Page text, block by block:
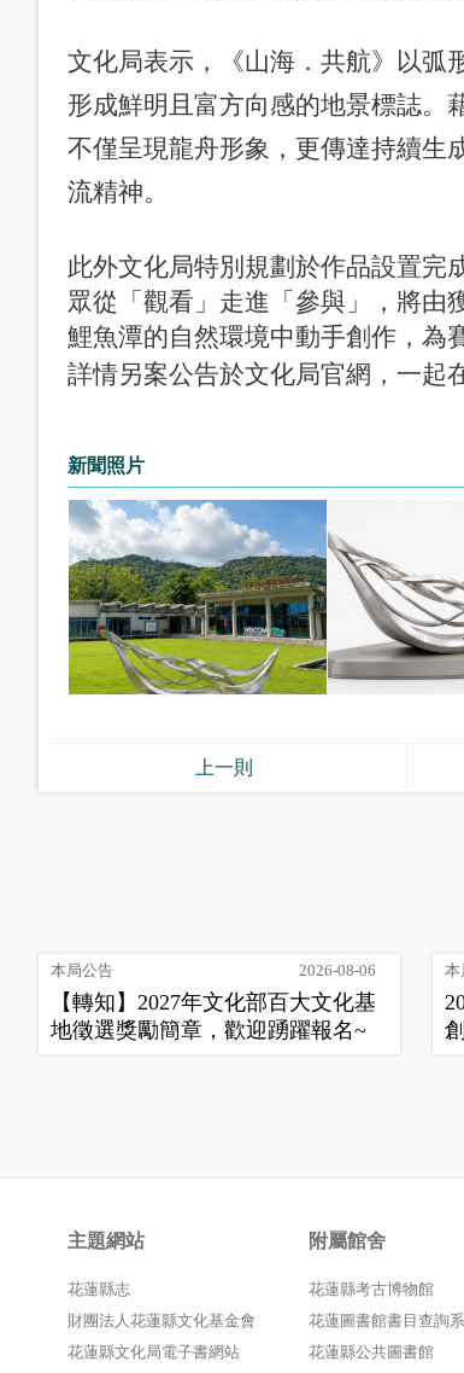
文化局表示，《山海．共航》以弧
形成鮮明且富方向感的地景標誌。
不僅呈現龍舟形象，更傳達持續生
流精神。
此外文化局特別規劃於作品設置完
眾從「觀看」走進「參與」，將由
鯉魚潭的自然環境中動手創作，為
詳情另案公告於文化局官網，一起
新聞照片
上一則
本局公告 2026-08-06
【轉知】2027年文化部百大文化基
地徵選獎勵簡章，歡迎踴躍報名~
本
主題網站
花蓮縣志
財團法人花蓮縣文化基金會
花蓮縣文化局電子書網站
附屬館舍
花蓮縣考古博物館
花蓮圖書館書目查詢
花蓮縣公共圖書館